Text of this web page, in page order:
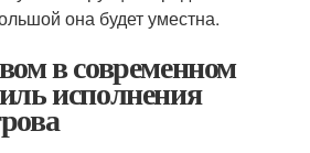
она будет уместна.
в современном
исполнения